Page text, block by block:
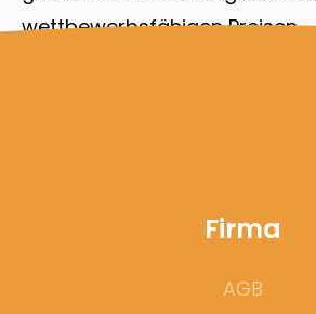
wettbewerbsfähigen Preisen.
Firma
AGB